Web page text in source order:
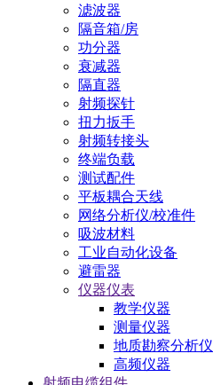
滤波器
隔音箱/房
功分器
衰减器
隔直器
射频探针
扭力扳手
射频转接头
终端负载
测试配件
平板耦合天线
网络分析仪/校准件
吸波材料
工业自动化设备
避雷器
仪器仪表
教学仪器
测量仪器
地质勘察分析仪
高频仪器